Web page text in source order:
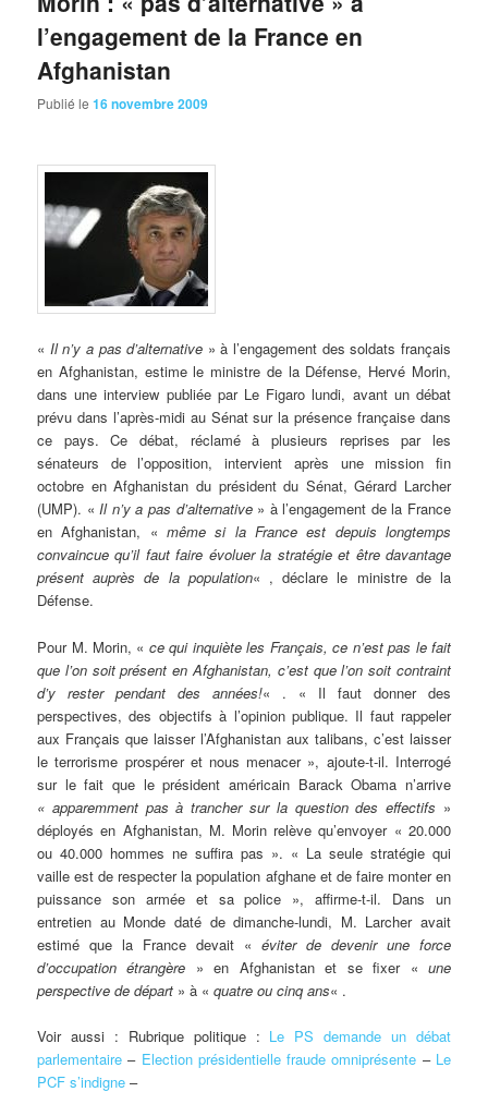
l’engagement de la France en
Afghanistan
Publié le16 novembre 2009
« Iln’y a pas d’alternative » à l’engagement des soldats français
en Afghanistan, estime le ministre de la Défense, Hervé Morin,
dans une interview publiée par Le Figaro lundi, avant un débat
prévu dans l’après-midi au Sénat sur la présence française dans
ce pays. Ce débat, réclamé à plusieurs reprises par les
sénateurs de l’opposition, intervient après une mission fin
octobre en Afghanistan du président du Sénat, Gérard Larcher
(UMP). «Il n’y a pas d’alternative» à l’engagement de la France
en Afghanistan, «même si la France est depuis longtemps
convaincue qu’il faut faire évoluer la stratégie et être davantage
présent auprès de la population« , déclare le ministre de la
Défense.
Pour M. Morin, « ce qui inquiète les Français, ce n’est pas le fait
que l’on soit présent en Afghanistan, c’est que l’on soit contraint
d’y rester pendant des années!« . « Il faut donner des
perspectives, des objectifs à l’opinion publique. Il faut rappeler
aux Français que laisser l’Afghanistan aux talibans, c’est laisser
le terrorisme prospérer et nous menacer », ajoute-t-il. Interrogé
sur le fait que le président américain Barack Obama n’arrive
« apparemment pas à trancher sur la question des effectifs »
déployés en Afghanistan, M. Morin relève qu’envoyer « 20.000
ou 40.000 hommes ne suffira pas ». « La seule stratégie qui
vaille est de respecter la population afghane et de faire monter en
puissance son armée et sa police », affirme-t-il. Dans un
entretien au Monde daté de dimanche-lundi, M. Larcher avait
estimé que la France devait « éviter de devenir une force
d’occupation étrangère » en Afghanistan et se fixer « une
perspective de départ » à «quatre ou cinq ans« .
Voir aussi : Rubrique politique : Le PS demande un débat
parlementaire– Election présidentielle fraude omniprésente – Le
PCF s’indigne–